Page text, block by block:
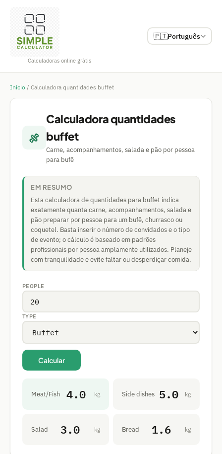
Calculadoras online grátis
🇵🇹Português
Início / Calculadora quantidades buffet
🍖
Calculadora quantidades
buffet
Carne, acompanhamentos, salada e pão por pessoa
para bufê
EM RESUMO
Esta calculadora de quantidades para buffet indica
exatamente quanta carne, acompanhamentos, salada e
pão preparar por pessoa para um bufê, churrasco ou
coquetel. Basta inserir o número de convidados e o tipo
de evento; o cálculo é baseado em padrões
profissionais por pessoa amplamente utilizados. Planeje
com tranquilidade e evite faltar ou desperdiçar comida.
PEOPLE
TYPE
Calcular
Meat/Fish 4.0 kg Side dishes 5.0 kg
Salad 3.0 kg Bread 1.6 kg